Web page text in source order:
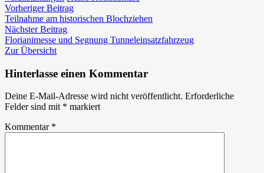
Maibaumaufstellen
Beitragsnavigation
Vorheriger BeitragVorheriger
Beitrag:
Teilnahme am historischen Blochziehen
Nächster BeitragNächster
Beitrag:
Florianimesse und Segnung Tunneleinsatzfahrzeug
Zur Übersicht
Hinterlasse einen Kommentar
Deine E-Mail-Adresse wird nicht veröffentlicht. Erforderliche
Felder sind mit * markiert
Kommentar *